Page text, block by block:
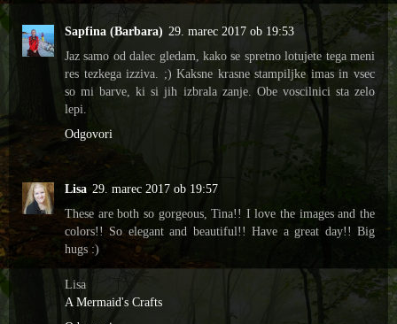
Sapfina (Barbara) 29. marec 2017 ob 19:53
Jaz samo od dalec gledam, kako se spretno lotujete tega meni
res tezkega izziva. ;) Kaksne krasne stampiljke imas in vsec
so mi barve, ki si jih izbrala zanje. Obe voscilnici sta zelo
lepi.
Odgovori
Lisa 29. marec 2017 ob 19:57
These are both so gorgeous, Tina!! I love the images and the
colors!! So elegant and beautiful!! Have a great day!! Big
hugs :)
Lisa
A Mermaid's Crafts